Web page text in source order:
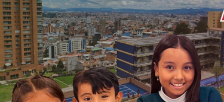
el servicio educativo y el proceso de
los estudiantes, sus familias y a la
acción educativa que permite al
y hacerse cada vez más
integra los siguientes aspectos: